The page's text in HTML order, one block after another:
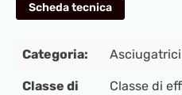
Scheda tecnica
Categoria: Asciugatrici
Classe di
Classe di